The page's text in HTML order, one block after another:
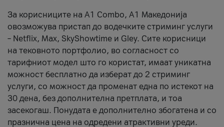
За корисниците на A1 Combo, А1 Македонија
овозможува пристап до водечките стриминг услуги
– Netflix, Max, SkyShowtime и Gley. Сите корисници
на тековното портфолио, во согласност со
тарифниот модел што го користат, имаат уникатна
можност бесплатно да изберат до 2 стриминг
услуги, со можност да променат една по истекот на
30 дена, без дополнителна претплата, и тоа
засекогаш. Понудата е дополнително збогатена и со
празнична цена на одредени атрактивни уреди.